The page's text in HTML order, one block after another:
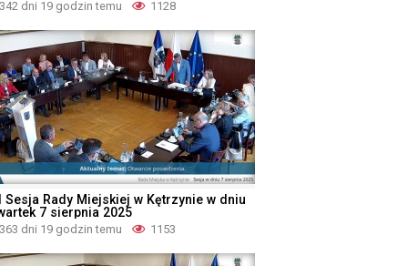
342 dni 19 godzin temu 1128
Sesja Rady Miejskiej w Kętrzynie w dniu
7 sierpnia 2025
363 dni 19 godzin temu 1153